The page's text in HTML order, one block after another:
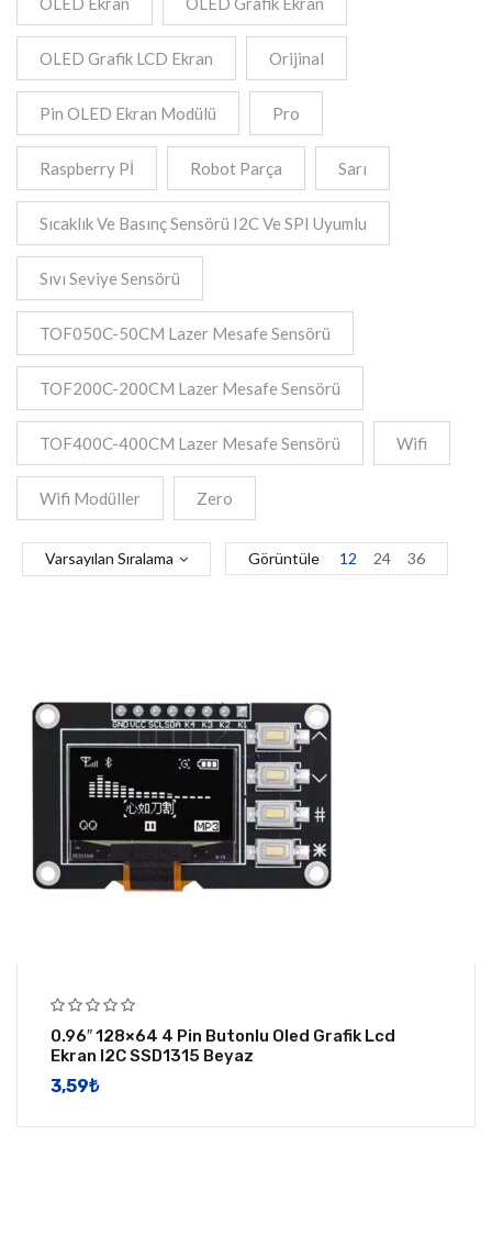
OLED Grafik LCD Ekran Orijinal
Pin OLED Ekran Modülü Pro
Raspberry Pİ Robot Parça Sarı
Sıcaklık Ve Basınç Sensörü I2C Ve SPI Uyumlu
Sıvı Seviye Sensörü
TOF050C-50CM Lazer Mesafe Sensörü
TOF200C-200CM Lazer Mesafe Sensörü
TOF400C-400CM Lazer Mesafe Sensörü Wifi
Wifi Modüller Zero
Varsayılan Sıralama Görüntüle 12 24 36
0.96″ 128×64 4 Pin Butonlu Oled Grafik Lcd
Ekran I2C SSD1315 Beyaz
3,59​₺